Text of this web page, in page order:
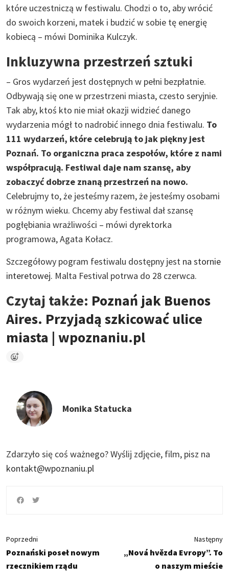
które uczestniczą w festiwalu. Chodzi o to, aby wrócić
do swoich korzeni, matek i budzić w sobie tę energię
kobiecą – mówi Dominika Kulczyk.
Inkluzywna przestrzeń sztuki
– Gros wydarzeń jest dostępnych w pełni bezpłatnie.
Odbywają się one w przestrzeni miasta, czesto seryjnie.
Tak aby, ktoś kto nie miał okazji widzieć danego
wydarzenia mógł to nadrobić innego dnia festiwalu. To
111 wydarzeń, które celebrują to jak piękny jest
Poznań. To organiczna praca zespołów, które z nami
współpracują. Festiwal daje nam szansę, aby
zobaczyć dobrze znaną przestrzeń na nowo.
Celebrujmy to, że jesteśmy razem, że jesteśmy osobami
w różnym wieku. Chcemy aby festiwal dał szansę
pogłębiania wrażliwości – mówi dyrektorka
programowa, Agata Kołacz.
Szczegółowy pogram festiwalu dostępny jest na stornie
interetowej. Malta Festival potrwa do 28 czerwca.
Czytaj także: Poznań jak Buenos
Aires. Przyjadą szkicować ulice
miasta | wpoznaniu.pl
Monika Statucka
Zdarzyło się coś ważnego?Wyślij zdjęcie, film, pisz na
kontakt@wpoznaniu.pl
Poprzedni
Poznański poseł nowym
rzecznikiem rządu
Następny
„Nová hvězda Evropy”. To
o naszym mieście